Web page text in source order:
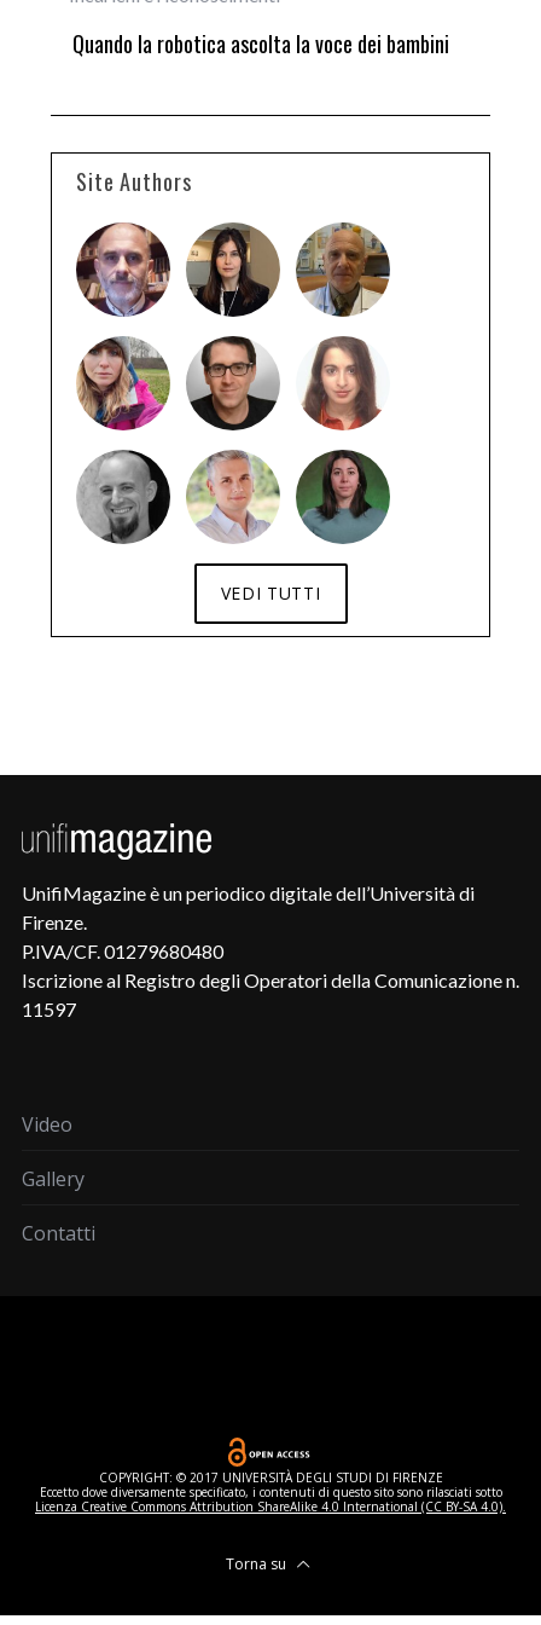
Quando la robotica ascolta la voce dei bambini
Site Authors
VEDI TUTTI
UnifiMagazine è un periodico digitale dell’Università di
Firenze.
P.IVA/CF. 01279680480
Iscrizione al Registro degli Operatori della Comunicazione n.
11597
Video
Gallery
Contatti
COPYRIGHT: © 2017 UNIVERSITÀ DEGLI STUDI DI FIRENZE
Eccetto dove diversamente specificato, i contenuti di questo sito sono rilasciati sotto
Licenza Creative Commons Attribution ShareAlike 4.0 International (CC BY-SA 4.0).
Torna su